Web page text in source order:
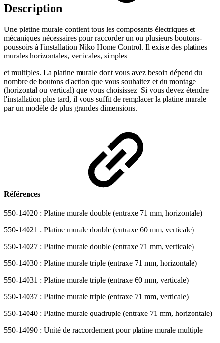
Description
Une platine murale contient tous les composants électriques et
mécaniques nécessaires pour raccorder un ou plusieurs boutons-
poussoirs à l'installation Niko Home Control. Il existe des platines
murales horizontales, verticales, simples
et multiples. La platine murale dont vous avez besoin dépend du
nombre de boutons d'action que vous souhaitez et du montage
(horizontal ou vertical) que vous choisissez. Si vous devez étendre
l'installation plus tard, il vous suffit de remplacer la platine murale
par un modèle de plus grandes dimensions.
Références
550-14020 : Platine murale double (entraxe 71 mm, horizontale)
550-14021 : Platine murale double (entraxe 60 mm, verticale)
550-14027 : Platine murale double (entraxe 71 mm, verticale)
550-14030 : Platine murale triple (entraxe 71 mm, horizontale)
550-14031 : Platine murale triple (entraxe 60 mm, verticale)
550-14037 : Platine murale triple (entraxe 71 mm, verticale)
550-14040 : Platine murale quadruple (entraxe 71 mm, horizontale)
550-14090 : Unité de raccordement pour platine murale multiple